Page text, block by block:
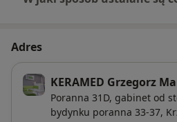
Adres
KERAMED Grzegorz
Poranna 31D, gabinet od
bydynku poranna 33-37,